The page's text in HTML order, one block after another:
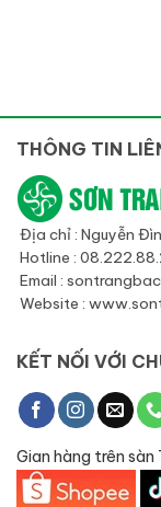
THÔNG TIN
Địa chỉ : Nguyễn
Hotline :
Email :
Website :
KẾT NỐI VỚI
Gian hàng trên sàn